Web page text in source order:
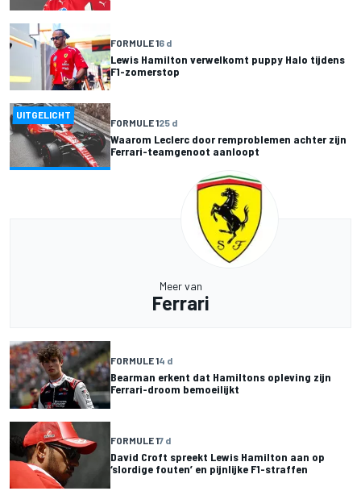
FORMULE 16 d
Lewis Hamilton verwelkomt puppy Halo tijdens
F1-zomerstop
UITGELICHT
FORMULE 125 d
Waarom Leclerc door remproblemen achter zijn
Ferrari-teamgenoot aanloopt
Meer van
Ferrari
FORMULE 14 d
Bearman erkent dat Hamiltons opleving zijn
Ferrari-droom bemoeilijkt
FORMULE 17 d
David Croft spreekt Lewis Hamilton aan op
‘slordige fouten’ en pijnlijke F1-straffen